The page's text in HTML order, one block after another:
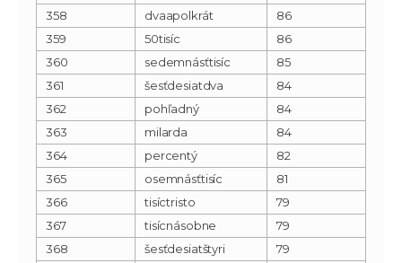
358
dvaapolkrát
86
359
50tisíc
86
360
sedemnásťtisíc
85
361
šesťdesiatdva
84
362
pohľadný
84
363
milarda
84
364
percentý
82
365
osemnásťtisíc
81
366
tisíctristo
79
367
tisícnásobne
79
368
šesťdesiatštyri
79